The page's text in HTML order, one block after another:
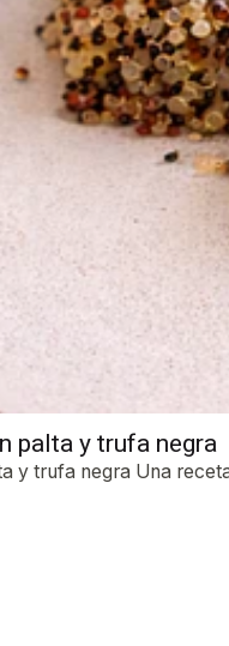
palta y trufa negra
y trufa negra Una